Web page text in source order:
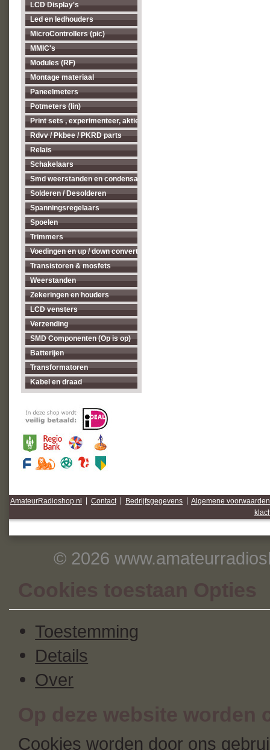
LCD Display's
Led en ledhouders
MicroControllers (pic)
MMIC's
Modules (RF)
Montage materiaal
Paneelmeters
Potmeters (lin)
Print sets , experimenteer, aktieve antenne's enz...
Rdvv / Pkbee / PKRD parts
Relais
Schakelaars
Smd weerstanden en condensatoren
Solderen / Desolderen
Spanningsregelaars
Spoelen
Trimmers
Voedingen en up / down converters
Transistoren & mosfets
Weerstanden
Zekeringen en houders
LCD vensters
Verzending
SMD Componenten (Op is op)
Batterijen
Transformatoren
Kabel en draad
AmateurRadioshop.nl Contact Bedrijfsgegevens
Algemene voorwaarden
© 2026
Cookies toestaan Opties
Toestemming
Details
Over
Op deze website worden
Cookies worden door ons